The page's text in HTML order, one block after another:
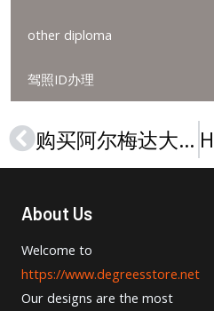
other diploma
驾照ID办理
Prev 购买阿尔梅达大学文凭的3大原因是什么？Buy an Almeda University degree
About Us
Welcome to
https://www.degreesstore.net
Our designs are the most